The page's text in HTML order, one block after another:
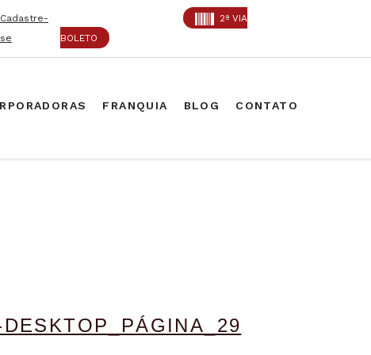
Cadastre-
se
2ª VIA
BOLETO
FRANQUIA BLOG CONTATO